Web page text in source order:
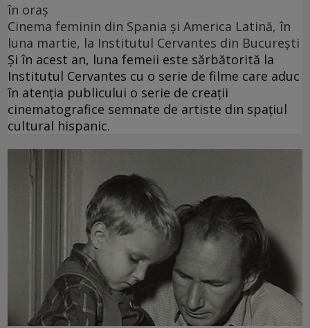
în oraș
Cinema feminin din Spania și America Latină, în
luna martie, la Institutul Cervantes din București
Și în acest an, luna femeii este sărbătorită la
Institutul Cervantes cu o serie de filme care aduc
în atenția publicului o serie de creații
cinematografice semnate de artiste din spațiul
cultural hispanic.